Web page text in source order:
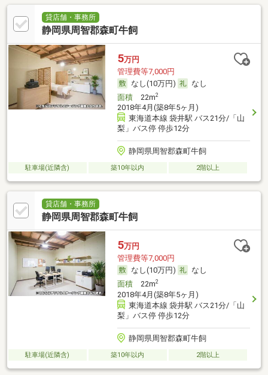
貸店舗・事務所
静岡県周智郡森町牛飼
5万円
管理費等7,000円
なし(10万円)
なし
面積22m2
2018年4月(築8年5ヶ月)
東海道本線 袋井駅 バス21分/「山
梨」バス停 停歩12分
静岡県周智郡森町牛飼
駐車場(近隣含) 築10年以内 2階以上
貸店舗・事務所
静岡県周智郡森町牛飼
5万円
管理費等7,000円
なし(10万円)
なし
面積22m2
2018年4月(築8年5ヶ月)
東海道本線 袋井駅 バス21分/「山
梨」バス停 停歩12分
静岡県周智郡森町牛飼
駐車場(近隣含) 築10年以内 2階以上